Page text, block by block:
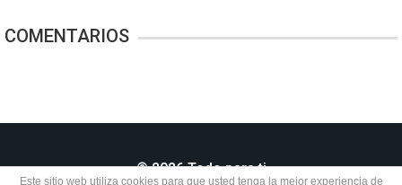
COMENTARIOS
© 2026 Todo para ti
Este sitio web utiliza cookies para que usted tenga la mejor experiencia de